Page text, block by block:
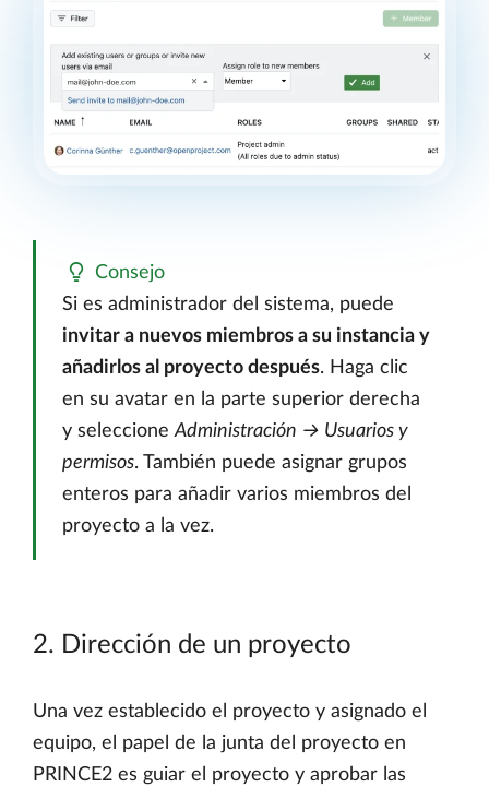
Consejo
Si es administrador del sistema, puede
invitar a nuevos miembros a su instancia y
añadirlos al proyecto después. Haga clic
en su avatar en la parte superior derecha
y seleccioneAdministración → Usuarios y
permisos. También puede asignar grupos
enteros para añadir varios miembros del
proyecto a la vez.
2. Dirección de un proyecto
Una vez establecido el proyecto y asignado el
equipo, el papel de la junta del proyecto en
PRINCE2 es guiar el proyecto y aprobar las